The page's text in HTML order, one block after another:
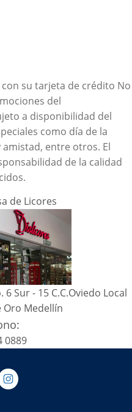
su tarjeta de crédito No
del
a disponibilidad del
como día de la
entre otros. El
de la calidad
de Licores
Sur - 15 C.C.Oviedo Local
Oro Medellín
0889